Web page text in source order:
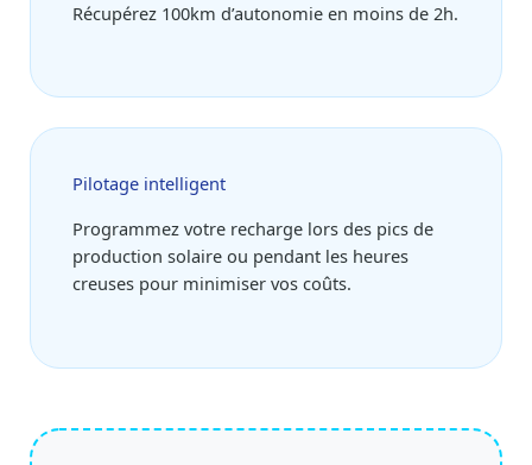
Récupérez 100km d’autonomie en moins de 2h.
Pilotage intelligent
Programmez votre recharge lors des pics de
production solaire ou pendant les heures
creuses pour minimiser vos coûts.